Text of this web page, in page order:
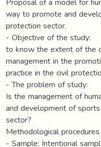
way to promote and
protection sector.
- Objective of the study:
to know the extent of the
management in the
practice in the civil
- The problem of study:
Is the management of
and development of
sector?
Methodological
- Sample: Intentional